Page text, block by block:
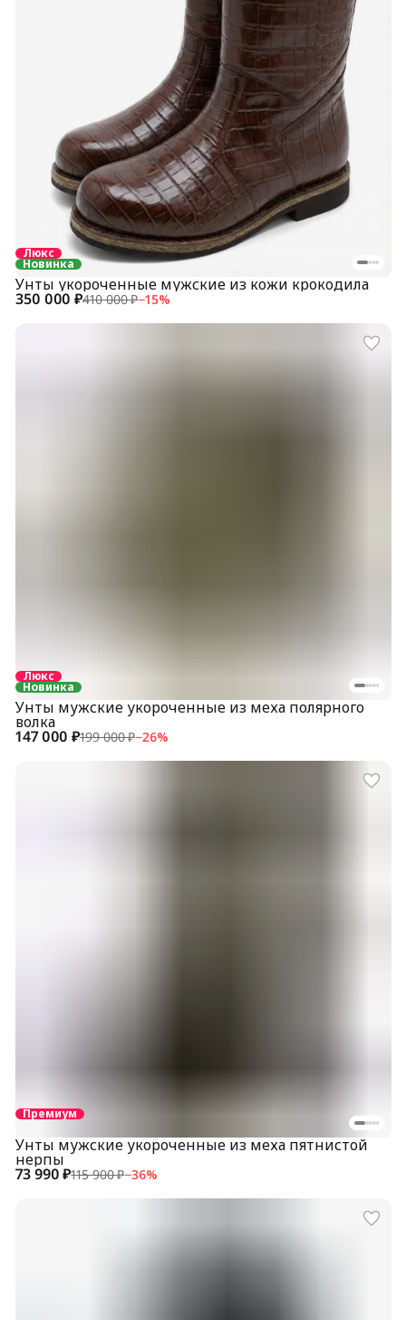
Люкс
Новинка
350 000 ₽410 000 ₽−15%
Унты укороченные мужские из кожи крокодила
Люкс
Новинка
147 000 ₽199 000 ₽−26%
Унты мужские укороченные из меха полярного
волка
Премиум
73 990 ₽115 900 ₽−36%
Унты мужские укороченные из меха пятнистой
нерпы